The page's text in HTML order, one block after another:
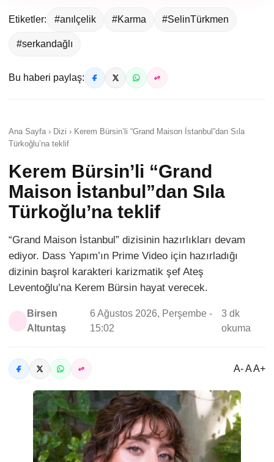
Etiketler: #anılçelik #Karma #SelinTürkmen
#serkandağlı
Bu haberi paylaş:
Ana Sayfa › Dizi › Kerem Bürsin’li “Grand Maison İstanbul”dan Sıla
Türkoğlu’na teklif
Kerem Bürsin’li “Grand
Maison İstanbul”dan Sıla
Türkoğlu’na teklif
“Grand Maison İstanbul” dizisinin hazırlıkları devam
ediyor. Dass Yapım’ın Prime Video için hazırladığı
dizinin başrol karakteri karizmatik şef Ateş
Leventoğlu’na Kerem Bürsin hayat verecek.
Birsen
Altuntaş
6 Ağustos 2026, Perşembe -
15:02
3 dk
okuma
A- A A+